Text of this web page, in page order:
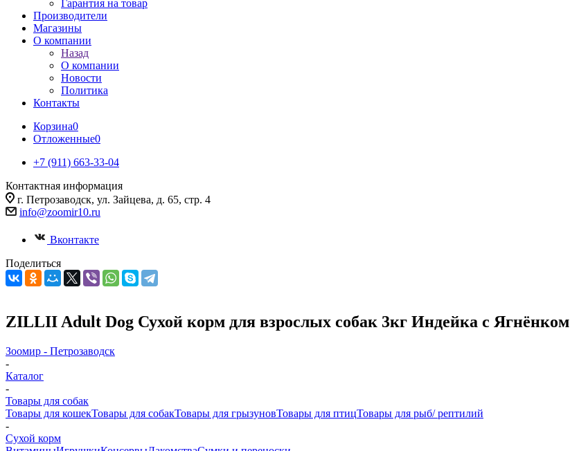
Гарантия на товар
Производители
Магазины
О компании
Назад
О компании
Новости
Политика
Контакты
Корзина0
Отложенные0
+7 (911) 663-33-04
Контактная информация
г. Петрозаводск, ул. Зайцева, д. 65, стр. 4
info@zoomir10.ru
Вконтакте
Поделиться
ZILLII Adult Dog Сухой корм для взрослых собак 3кг Индейка с Ягнёнком
Зоомир - Петрозаводск
-
Каталог
-
Товары для собак
Товары для кошекТовары для собакТовары для грызуновТовары для птицТовары для рыб/ рептилий
-
Cухой корм